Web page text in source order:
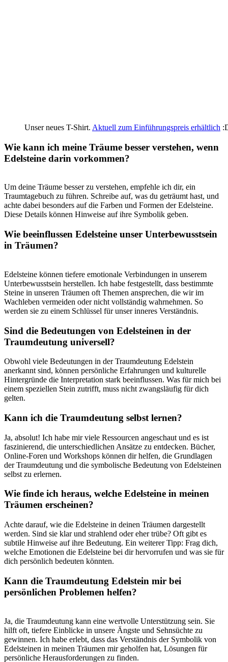
Unser neues T-Shirt. Aktuell zum Einführungspreis erhältlich
Wie kann ich ⁤meine Träume ‍besser verstehen, wenn
Edelsteine​ darin vorkommen?
Um deine Träume besser‌ zu verstehen, empfehle ‌ich dir, ein
Traumtagebuch ⁢zu führen. Schreibe auf, was du geträumt⁢ hast,⁣ und
achte dabei⁣ besonders auf die‌ Farben und Formen ‍der Edelsteine.
Diese Details​ können Hinweise auf ihre Symbolik geben.
Wie beeinflussen Edelsteine unser ​Unterbewusstsein
in Träumen?
Edelsteine⁤ können tiefere ‍emotionale Verbindungen ⁣in unserem
Unterbewusstsein herstellen. Ich habe festgestellt, dass bestimmte
Steine in unseren⁤ Träumen oft Themen ansprechen, die wir ⁤im
Wachleben vermeiden oder ​nicht vollständig wahrnehmen. So
werden ‍sie zu einem Schlüssel für ‍unser⁢ inneres‌ Verständnis.
Sind die ⁤Bedeutungen von Edelsteinen in der
Traumdeutung universell?
Obwohl⁣ viele Bedeutungen in der Traumdeutung Edelstein
anerkannt‌ sind, ⁣können‍ persönliche Erfahrungen und ⁣kulturelle
Hintergründe die Interpretation stark ​beeinflussen. Was für mich bei‍
einem⁤ speziellen Stein zutrifft, muss nicht zwangsläufig⁢ für‍ dich
gelten.
Kann⁣ ich⁢ die Traumdeutung‍ selbst lernen?
Ja, absolut! Ich⁤ habe ⁢mir viele Ressourcen⁣ angeschaut und es ist
faszinierend, die unterschiedlichen Ansätze ‍zu entdecken. Bücher,
Online-Foren und​ Workshops können ⁤dir helfen, ⁢die Grundlagen
der Traumdeutung und die symbolische Bedeutung von Edelsteinen
selbst ⁢zu erlernen.
Wie finde ⁣ich heraus, welche Edelsteine in meinen⁣
Träumen erscheinen?
Achte ⁢darauf, wie die Edelsteine in deinen Träumen​ dargestellt
⁣werden. Sind sie ‍klar und strahlend oder⁢ eher trübe? Oft gibt es
subtile Hinweise ​auf ihre Bedeutung. Ein weiterer Tipp: Frag dich,
welche Emotionen‍ die Edelsteine ‍bei ⁤dir hervorrufen ⁢und was sie für⁤
dich persönlich ⁣bedeuten könnten.
Kann die Traumdeutung Edelstein ‌mir bei
‌persönlichen Problemen helfen?
Ja, ‌die Traumdeutung kann​ eine wertvolle ‌Unterstützung sein. Sie
hilft oft, tiefere Einblicke​ in unsere Ängste ⁢und Sehnsüchte ​zu
gewinnen. ⁤Ich habe erlebt, dass das Verständnis der Symbolik von⁢
Edelsteinen​ in meinen Träumen mir⁤ geholfen hat, Lösungen für​
persönliche ‍Herausforderungen zu finden. ‍